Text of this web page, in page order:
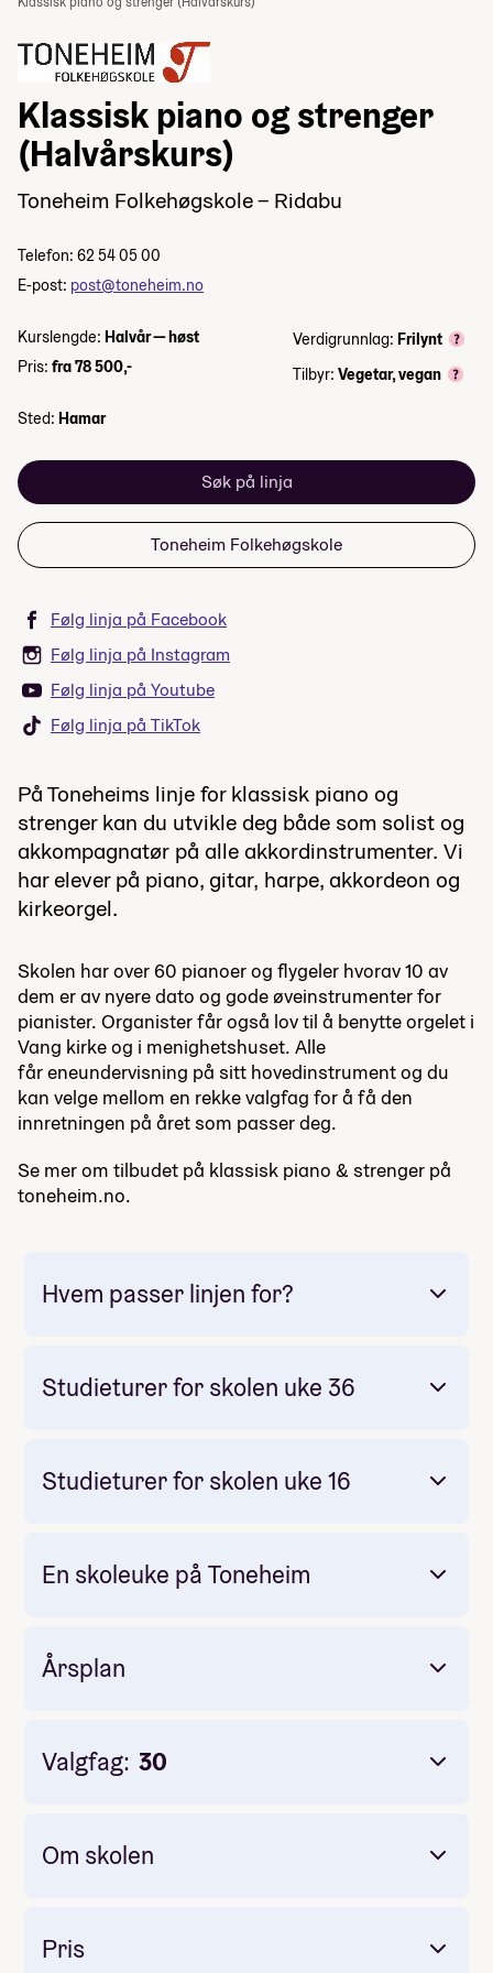
Klassisk piano og strenger
(Halvårskurs)
Toneheim Folkehøgskole – Ridabu
Telefon: 62 54 05 00
E-post: post@toneheim.no
Kurslengde: Halvår — høst
Pris: fra 78 500,-
Verdigrunnlag: Frilynt
Tilbyr: Vegetar, vegan
Sted: Hamar
Søk på linja
Toneheim Folkehøgskole
Følg linja på Facebook
Følg linja på Instagram
Følg linja på Youtube
Følg linja på TikTok
På Toneheims linje for klassisk piano og
strenger kan du utvikle deg både som solist og
akkompagnatør på alle akkordinstrumenter. Vi
har elever på piano, gitar, harpe, akkordeon og
kirkeorgel.
Skolen har over 60 pianoer og flygeler hvorav 10 av
dem er av nyere dato og gode øveinstrumenter for
pianister. Organister får også lov til å benytte orgelet i
Vang kirke og i menighetshuset. Alle
får eneundervisning på sitt hovedinstrument og du
kan velge mellom en rekke valgfag for å få den
innretningen på året som passer deg.
Se mer om tilbudet på klassisk piano & strenger på
toneheim.no.
Hvem passer linjen for?
Studieturer for skolen uke 36
Studieturer for skolen uke 16
Budapest
En skoleuke på Toneheim
Årsplan
Valgfag: 30
Om skolen
Pris